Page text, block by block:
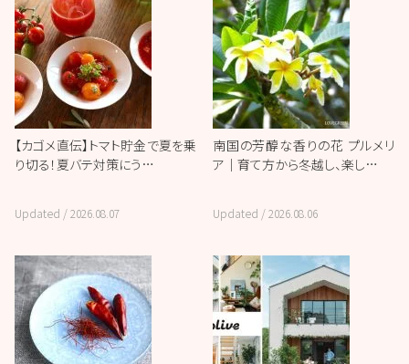
【カゴメ直伝】トマト貯金で夏を乗
り切る！夏バテ対策にう…
Updated /2026.08.07
南国の芳醇な香りの花 プルメリ
ア｜育て方から冬越し、楽し…
Updated /2026.08.06